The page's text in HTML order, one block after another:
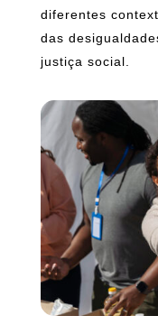
diferentes
das
justiça social.